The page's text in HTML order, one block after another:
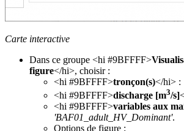
Carte interactive
Dans ce groupe <hi #9BFFFF>
figure</hi>, choisir :
<hi #9BFFFF>tronçon(s)</hi> :
<hi #9BFFFF>discharge [m3/s]
<hi #9BFFFF>variables aux
'BAF01_adult_HV_Dominant'.
Options de figure :